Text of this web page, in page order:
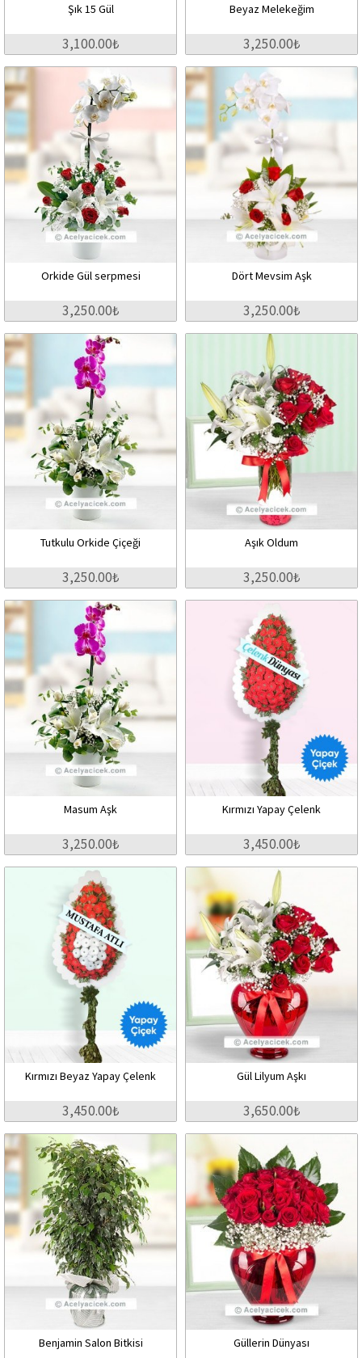
Şık 15 Gül
3,100.00₺
Beyaz Melekeğim
3,250.00₺
Orkide Gül serpmesi
3,250.00₺
Dört Mevsim Aşk
3,250.00₺
Tutkulu Orkide Çiçeği
3,250.00₺
Aşık Oldum
3,250.00₺
Masum Aşk
3,250.00₺
Kırmızı Yapay Çelenk
3,450.00₺
Kırmızı Beyaz Yapay Çelenk
3,450.00₺
Gül Lilyum Aşkı
3,650.00₺
Benjamin Salon Bitkisi Güllerin Dünyası